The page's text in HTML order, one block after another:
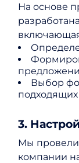
На основе
Выбор
подходящих
3.
Мы провели
компании